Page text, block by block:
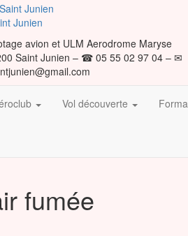
Junien
avion et ULM Aerodrome Maryse
Saint Junien – ☎ 05 55 02 97 04 – ✉
Vol découverte
fumée